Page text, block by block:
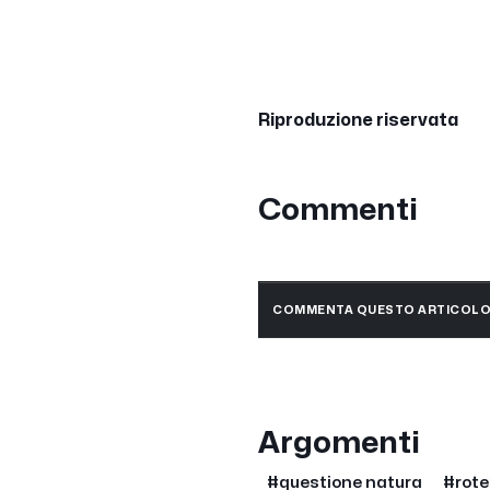
Riproduzione riservata
Commenti
COMMENTA QUESTO ARTICOLO
Argomenti
#questione natura